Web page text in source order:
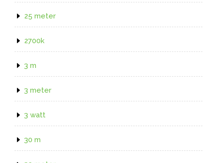
25 meter
2700k
3 m
3 meter
3 watt
30 m